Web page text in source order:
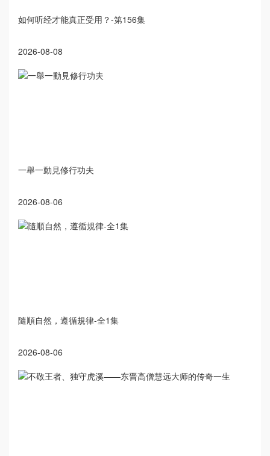
如何听经才能真正受用？-第156集
2026-08-08
一舉一動見修行功夫
2026-08-06
隨順自然，遵循規律-全1集
2026-08-06